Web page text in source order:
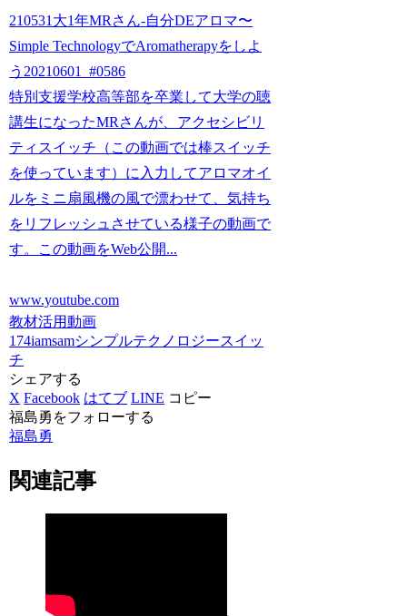
210531大1年MRさん-自分DEアロマ〜
Simple TechnologyでAromatherapyをしよ
う20210601_#0586
特別支援学校高等部を卒業して大学の聴
講生になったMRさんが、アクセシビリ
ティスイッチ（この動画では棒スイッチ
を使っています）に入力してアロマオイ
ルをミニ扇風機の風で漂わせて、気持ち
をリフレッシュさせている様子の動画で
す。この動画をWeb公開...
www.youtube.com
教材活用動画
174iamsamシンプルテクノロジースイッ
チ
シェアする
X Facebook はてブ LINE コピー
福島勇をフォローする
福島勇
関連記事